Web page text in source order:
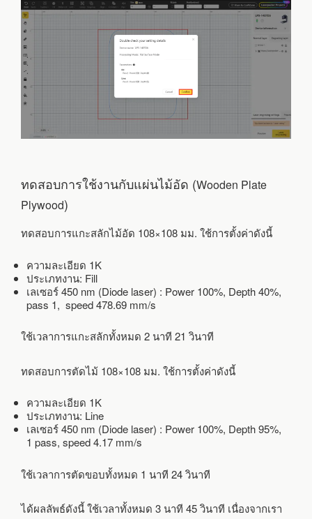
ทดสอบการใช้งานกับแผ่นไม้อัด (Wooden Plate
Plywood)
ทดสอบการแกะสลักไม้อัด 108×108 มม. ใช้การตั้งค่าดังนี้
ความละเอียด 1K
ประเภทงาน: Fill
เลเซอร์ 450 nm (Diode laser) : Power 100%, Depth 40%,
pass 1, speed 478.69 mm/s
ใช้เวลาการแกะสลักทั้งหมด 2 นาที 21 วินาที
ทดสอบการตัดไม้ 108×108 มม. ใช้การตั้งค่าดังนี้
ความละเอียด 1K
ประเภทงาน: Line
เลเซอร์ 450 nm (Diode laser) : Power 100%, Depth 95%,
1 pass, speed 4.17 mm/s
ใช้เวลาการตัดขอบทั้งหมด 1 นาที 24 วินาที
ได้ผลลัพธ์ดังนี้ ใช้เวลาทั้งหมด 3 นาที 45 วินาที เนื่องจากเรา